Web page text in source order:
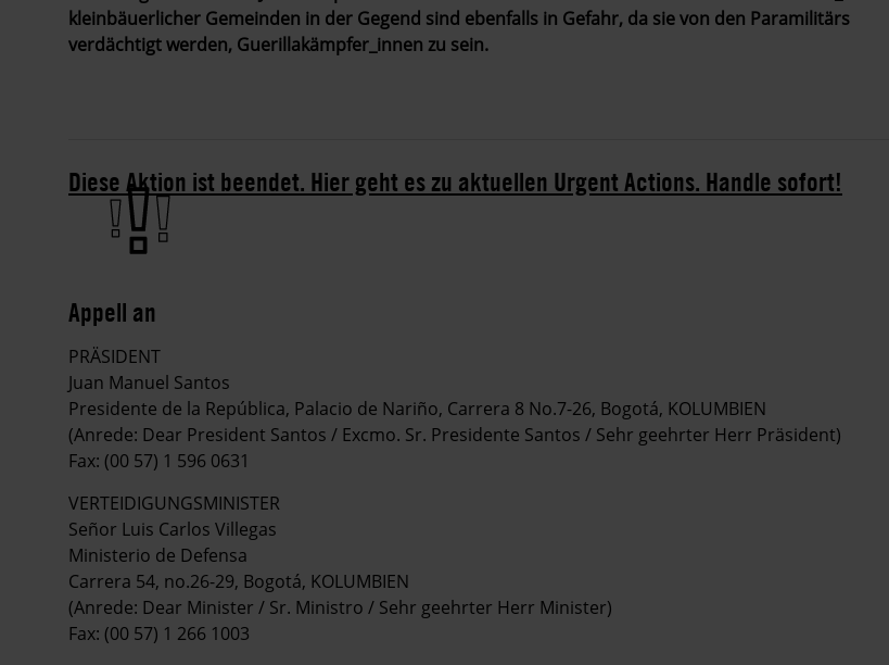
kleinbäuerlicher Gemeinden in der Gegend sind ebenfalls in Gefahr, da sie von den Paramilitärs
verdächtigt werden, Guerillakämpfer_innen zu sein.
Diese Aktion ist beendet. Hier geht es zu aktuellen Urgent Actions. Handle sofort!
Appell an
PRÄSIDENT
Juan Manuel Santos
Presidente de la República, Palacio de Nariño, Carrera 8 No.7-26, Bogotá, KOLUMBIEN
(Anrede: Dear President Santos / Excmo. Sr. Presidente Santos / Sehr geehrter Herr Präsident)
Fax: (00 57) 1 596 0631
VERTEIDIGUNGSMINISTER
Señor Luis Carlos Villegas
Ministerio de Defensa
Carrera 54, no.26-29, Bogotá, KOLUMBIEN
(Anrede: Dear Minister / Sr. Ministro / Sehr geehrter Herr Minister)
Fax: (00 57) 1 266 1003